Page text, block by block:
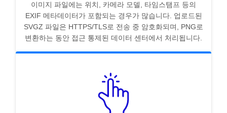
이미지 파일에는 위치, 카메라 모델, 타임스탬프 등의
EXIF 메타데이터가 포함되는 경우가 많습니다. 업로드된
SVGZ 파일은 HTTPS/TLS로 전송 중 암호화되며, PNG로
변환하는 동안 접근 통제된 데이터 센터에서 처리됩니다.